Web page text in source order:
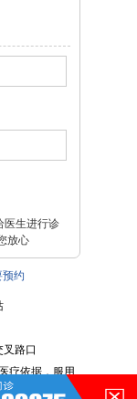
医生进行诊
放心
预约
路口
疗依据，服用
文章涉及版权